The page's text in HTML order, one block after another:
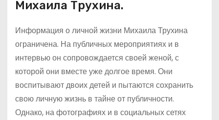
Михаила Трухина.
Информация о личной жизни Михаила Трухина
ограничена. На публичных мероприятиях и в
интервью он сопровождается своей женой, с
которой они вместе уже долгое время. Они
воспитывают двоих детей и пытаются сохранить
свою личную жизнь в тайне от публичности.
Однако, на фотографиях и в социальных сетях